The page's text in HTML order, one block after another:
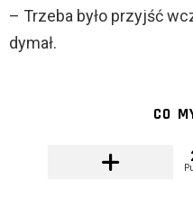
– Trzeba było przyjść
dymał.
CO